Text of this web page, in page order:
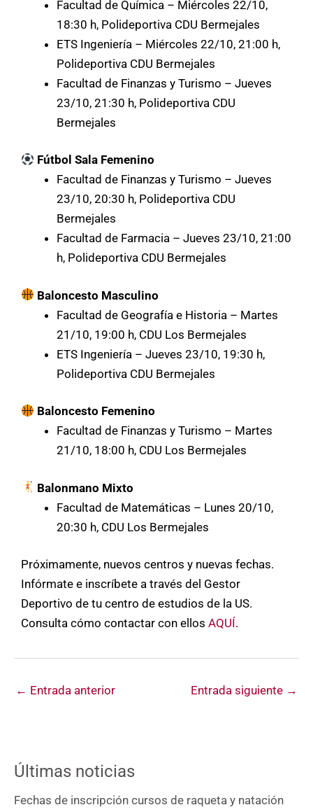
Facultad de Química – Miércoles 22/10,
18:30 h, Polideportiva CDU Bermejales
ETS Ingeniería – Miércoles 22/10, 21:00 h,
Polideportiva CDU Bermejales
Facultad de Finanzas y Turismo – Jueves
23/10, 21:30 h, Polideportiva CDU
Bermejales
Fútbol Sala Femenino
Facultad de Finanzas y Turismo – Jueves
23/10, 20:30 h, Polideportiva CDU
Bermejales
Facultad de Farmacia – Jueves 23/10, 21:00
h, Polideportiva CDU Bermejales
Baloncesto Masculino
Facultad de Geografía e Historia – Martes
21/10, 19:00 h, CDU Los Bermejales
ETS Ingeniería – Jueves 23/10, 19:30 h,
Polideportiva CDU Bermejales
Baloncesto Femenino
Facultad de Finanzas y Turismo – Martes
21/10, 18:00 h, CDU Los Bermejales
Balonmano Mixto
Facultad de Matemáticas – Lunes 20/10,
20:30 h, CDU Los Bermejales
Próximamente, nuevos centros y nuevas fechas.
Infórmate e inscríbete a través del Gestor
Deportivo de tu centro de estudios de la US.
Consulta cómo contactar con ellos AQUÍ.
← Entrada anterior Entrada siguiente →
Últimas noticias
Fechas de inscripción cursos de raqueta y natación